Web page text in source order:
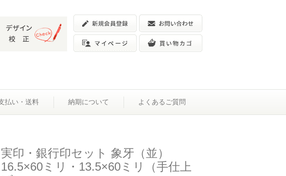
払い・送料 納期について よくあるご質問
実印・銀行印セット 象牙（並）
16.5×60ミリ・13.5×60ミリ（手仕上